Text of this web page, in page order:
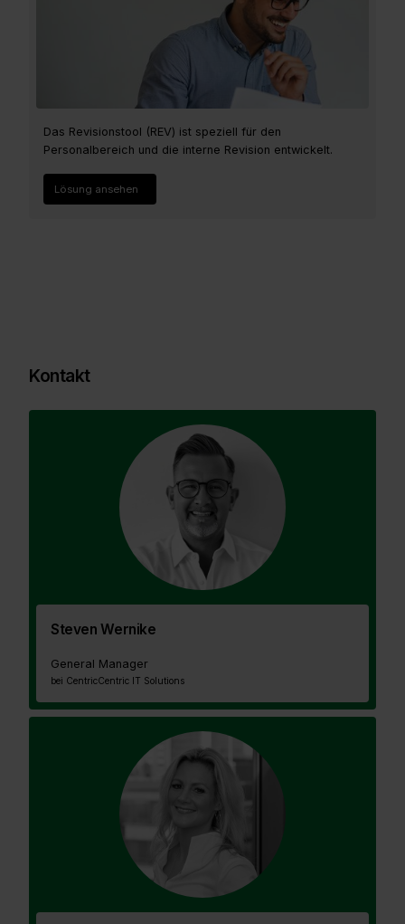
Das Revisionstool (REV) ist speziell für den
Personalbereich und die interne Revision entwickelt.
Lösung ansehen
Kontakt
Steven Wernike
General Manager
bei CentricCentric IT Solutions